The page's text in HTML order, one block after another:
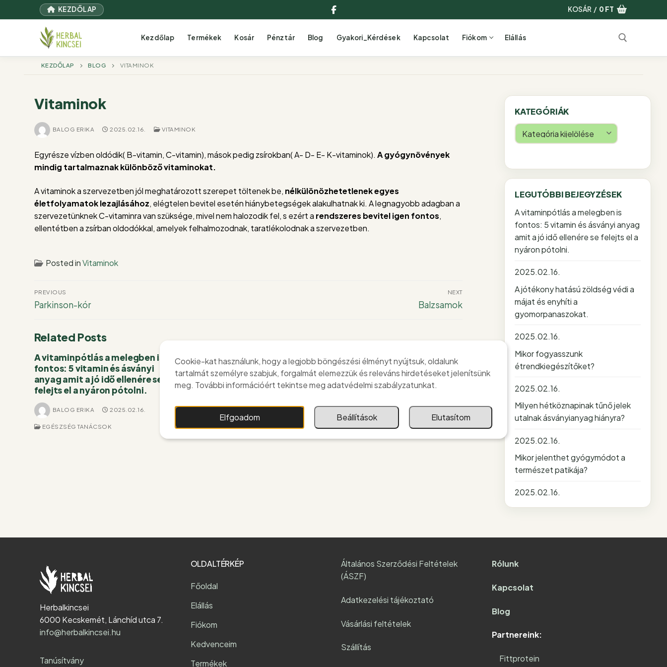
a
KEZDŐLAP
Facebook
KOSÁR / 0 FT
Kezdőlap Termékek Kosár Pénztár Blog Gyakori_Kérdések Kapcsolat Fiókom Elállás
KEZDŐLAP BLOG VITAMINOK
Vitaminok
BALOG ERIKA 2025.02.16. VITAMINOK
Egyrésze vízben oldódik( B-vitamin, C-vitamin), mások pedig zsírokban( A- D- E- K-vitaminok). A gyógynövények
mindig tartalmaznak különböző vitaminokat.
A vitaminok a szervezetben jól meghatározott szerepet töltenek be, nélkülönözhetetlenek egyes
életfolyamatok lezajlásához, elégtelen bevitel esetén hiánybetegségek alakulhatnak ki. A legnagyobb adagban a
szervezetünknek C-vitaminra van szüksége, mivel nem halozodik fel, s ezért a rendszeres bevitel igen fontos,
ellentétben a zsírban oldodókkal, amelyek felhalmozodnak, taratlékolodnak a szervezetben.
Posted inVitaminok
Bejegyzés
navigáció
PREVIOUS
Previous
Parkinson-kór
NEXT
Next
Balzsamok
Related Posts
A vitaminpótlás a melegben is
fontos: 5 vitamin és ásványi
anyag amit a jó idő ellenére se
felejts el a nyáron pótolni.
BALOG ERIKA 2025.02.16.
EGÉSZSÉG TANÁCSOK
A D-vitamin segíthet a vírusok
elleni védelemben?
BALOG ERIKA 2025.02.16.
EGÉSZSÉG TANÁCSOK
Szakértő szerint ebben az
időpontban érdemes bevenni
a vitaminokat
EGÉSZSÉG TANÁCSOK
KATEGÓRIÁK
Kategóriák
LEGUTÓBBI BEJEGYZÉSEK
A vitaminpótlás a melegben is
fontos: 5 vitamin és ásványi anyag
amit a jó idő ellenére se felejts el a
nyáron pótolni.
2025.02.16.
A jótékony hatású zöldség védi a
májat és enyhíti a
gyomorpanaszokat.
2025.02.16.
Mikor fogyasszunk
étrendkiegészítőket?
2025.02.16.
Milyen hétköznapinak tűnő jelek
utalnak ásványianyag hiányra?
2025.02.16.
Mikor jelenthet gyógymódot a
természet patikája?
2025.02.16.
Herbalkincsei
6000 Kecskemét, Lánchíd utca 7.
info@herbalkincsei.hu
Tanúsítvány
OLDALTÉRKÉP
Főoldal
Elállás
Fiókom
Kedvenceim
Termékek
Általános Szerződési Feltételek
(ÁSZF)
Adatkezelési tájékoztató
Vásárlási feltételek
Szállítás
Rólunk
Kapcsolat
Blog
Partnereink:
Fittprotein
Cookie-kat használunk, hogy a legjobb böngészési élményt nyújtsuk, oldalunk
tartalmát személyre szabjuk, forgalmát elemezzük és releváns hirdetéseket jelenítsünk
meg. További információért tekintse meg adatvédelmi szabályzatunkat.
Elfgoadom Beállítások Elutasítom